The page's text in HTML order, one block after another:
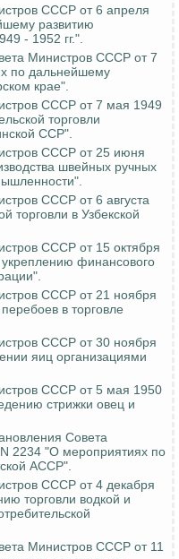
СССР от 6 апреля
развитию
- 1952 гг.".
Министров СССР от 7
по дальнейшему
крае".
СССР от 7 мая 1949
торговли
ССР".
СССР от 25 июня
швейных ручных
СССР от 6 августа
торговли в Узбекской
СССР от 15 октября
финансового
СССР от 21 ноября
в торговле
СССР от 30 ноября
яиц организациями
СССР от 5 мая 1950
стрижки овец и
Совета
2234 "О мероприятиях по
АССР".
СССР от 4 декабря
торговли водкой и
Министров СССР от 11